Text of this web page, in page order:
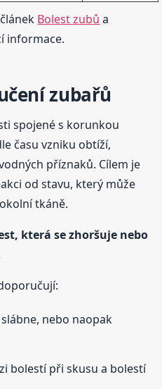
Bolest zubů a
informace.
zubařů
spojené s korunkou
času vzniku obtíží,
příznaků. Cílem je
od stavu, který může
tkáně.
která se zhoršuje nebo
nebo naopak
bolestí při skusu a bolestí